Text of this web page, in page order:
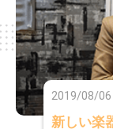
2019/08/06
新しい楽